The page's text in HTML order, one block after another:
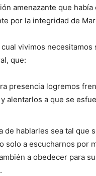
amenazante que
por la integridad de
vivimos necesitamos
que:
presencia logremos
alentarlos a que se
de hablarles sea tal que
solo a escucharnos por
a obedecer para